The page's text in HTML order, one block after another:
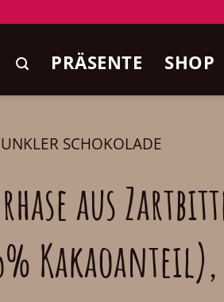
PRÄSENTE SHOP
SCHOKOLADE
aus